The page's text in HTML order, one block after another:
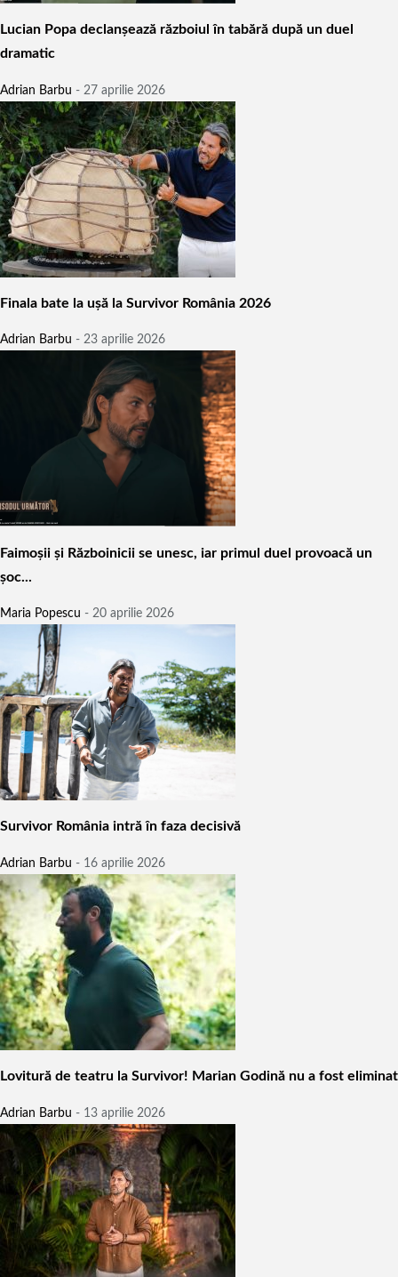
Lucian Popa declanșează războiul în tabără după un duel
dramatic
Adrian Barbu - 27 aprilie 2026
Finala bate la ușă la Survivor România 2026
Adrian Barbu - 23 aprilie 2026
Faimoșii și Războinicii se unesc, iar primul duel provoacă un
șoc...
Maria Popescu - 20 aprilie 2026
Survivor România intră în faza decisivă
Adrian Barbu - 16 aprilie 2026
Lovitură de teatru la Survivor! Marian Godină nu a fost eliminat
Adrian Barbu - 13 aprilie 2026